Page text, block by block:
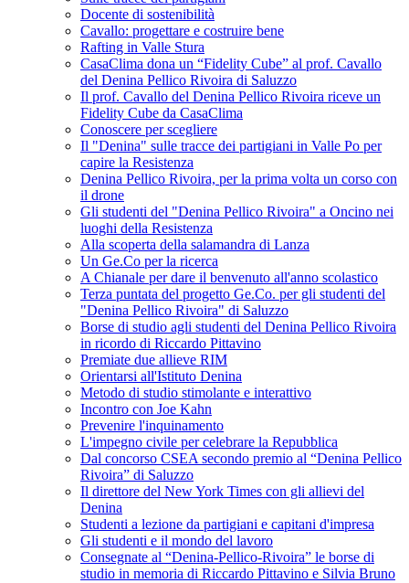
Docente di sostenibilità
Cavallo: progettare e costruire bene
Rafting in Valle Stura
CasaClima dona un “Fidelity Cube” al prof. Cavallo
del Denina Pellico Rivoira di Saluzzo
Il prof. Cavallo del Denina Pellico Rivoira riceve un
Fidelity Cube da CasaClima
Conoscere per scegliere
Il "Denina" sulle tracce dei partigiani in Valle Po per
capire la Resistenza
Denina Pellico Rivoira, per la prima volta un corso con
il drone
Gli studenti del "Denina Pellico Rivoira" a Oncino nei
luoghi della Resistenza
Alla scoperta della salamandra di Lanza
Un Ge.Co per la ricerca
A Chianale per dare il benvenuto all'anno scolastico
Terza puntata del progetto Ge.Co. per gli studenti del
"Denina Pellico Rivoira" di Saluzzo
Borse di studio agli studenti del Denina Pellico Rivoira
in ricordo di Riccardo Pittavino
Premiate due allieve RIM
Orientarsi all'Istituto Denina
Metodo di studio stimolante e interattivo
Incontro con Joe Kahn
Prevenire l'inquinamento
L'impegno civile per celebrare la Repubblica
Dal concorso CSEA secondo premio al “Denina Pellico
Rivoira” di Saluzzo
Il direttore del New York Times con gli allievi del
Denina
Studenti a lezione da partigiani e capitani d'impresa
Gli studenti e il mondo del lavoro
Consegnate al “Denina-Pellico-Rivoira” le borse di
studio in memoria di Riccardo Pittavino e Silvia Bruno